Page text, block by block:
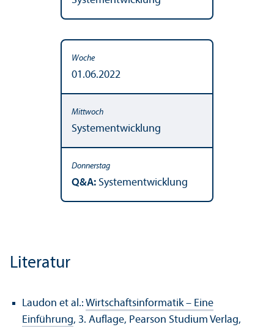
01.06.2022
Systementwicklung
Q&A: Systementwicklung
Literatur
Laudon et al.: Wirtschaftsinformatik – Eine
Einführung, 3. Auflage, Pearson Studium Verlag,